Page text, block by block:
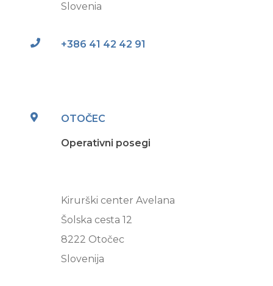
Slovenia
+386 41 42 42 91
OTOČEC
Operativni posegi
Kirurški center Avelana
Šolska cesta 12
8222 Otočec
Slovenija